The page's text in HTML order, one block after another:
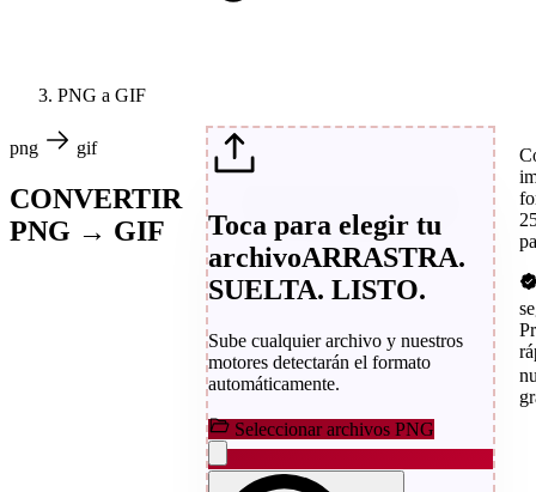
PNG a GIF
png gif
CONVERTIR
PNG → GIF
Toca para elegir tu
archivoARRASTRA.
SUELTA. LISTO.
Sube cualquier archivo y nuestros
motores detectarán el formato
automáticamente.
Seleccionar archivos PNG